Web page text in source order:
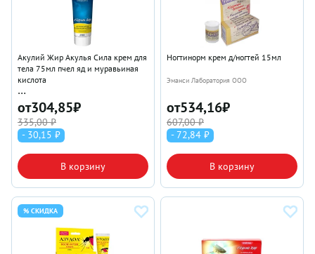
Акулий Жир Акулья Сила крем для
тела 75мл пчел яд и муравьиная
кислота
Эманси Лаборатория ООО
от304,85₽
335,00 ₽
- 30,15 ₽
В корзину
Ногтинорм крем д/ногтей 15мл
Эманси Лаборатория ООО
от534,16₽
607,00 ₽
- 72,84 ₽
В корзину
% СКИДКА